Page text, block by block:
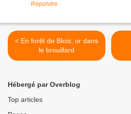
Répondre
< En forêt de Blois, or dans
le brouillard
Hébergé par Overblog
Top articles